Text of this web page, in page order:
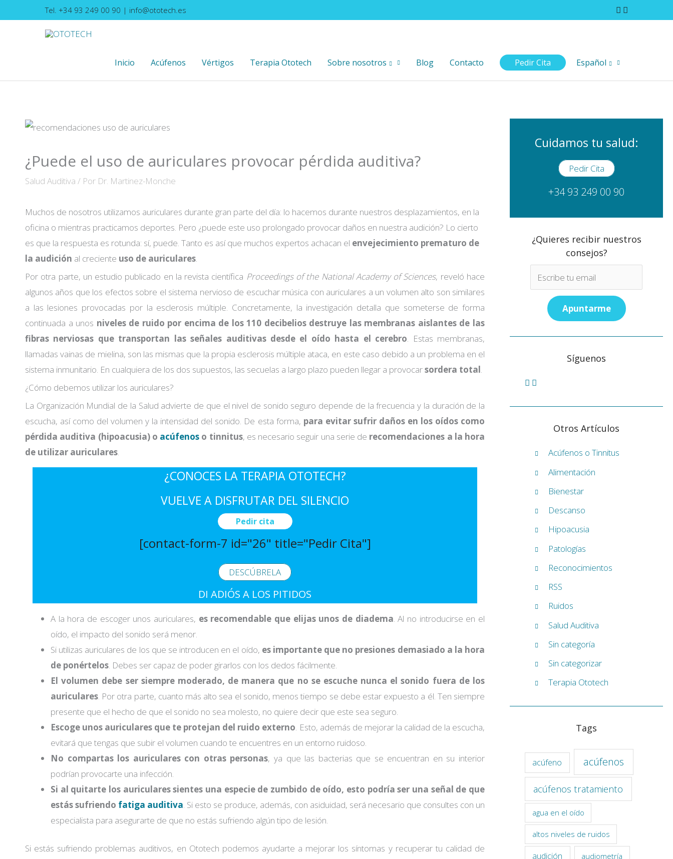
al
Tel. +34 93 249 00 90 | info@ototech.es
Inicio Acúfenos Vértigos Terapia Ototech Sobre nosotros Blog Contacto Pedir Cita Español
¿Puede el uso de auriculares provocar pérdida auditiva?
Salud Auditiva / Por Dr. Martinez-Monche
Muchos de nosotros utilizamos auriculares durante gran parte del día: lo hacemos durante nuestros desplazamientos, en la
oficina o mientras practicamos deportes. Pero ¿puede este uso prolongado provocar daños en nuestra audición? Lo cierto
es que la respuesta es rotunda: sí, puede. Tanto es así que muchos expertos achacan el envejecimiento prematuro de
la audición al creciente uso de auriculares.
Por otra parte, un estudio publicado en la revista científica Proceedings of the National Academy of Sciences, reveló hace
algunos años que los efectos sobre el sistema nervioso de escuchar música con auriculares a un volumen alto son similares
a las lesiones provocadas por la esclerosis múltiple. Concretamente, la investigación detalla que someterse de forma
continuada a unos niveles de ruido por encima de los 110 decibelios destruye las membranas aislantes de las
fibras nerviosas que transportan las señales auditivas desde el oído hasta el cerebro. Estas membranas,
llamadas vainas de mielina, son las mismas que la propia esclerosis múltiple ataca, en este caso debido a un problema en el
sistema inmunitario. En cualquiera de los dos supuestos, las secuelas a largo plazo pueden llegar a provocarsordera total.
¿Cómo debemos utilizar los auriculares?
La Organización Mundial de la Salud advierte de que el nivel de sonido seguro depende de la frecuencia y la duración de la
escucha, así como del volumen y la intensidad del sonido. De esta forma, para evitar sufrir daños en los oídos como
pérdida auditiva (hipoacusia) o acúfenos o tinnitus, es necesario seguir una serie de recomendaciones a la hora
de utilizar auriculares.
¿CONOCES LA TERAPIA OTOTECH?
VUELVE A DISFRUTAR DEL SILENCIO
Pedir cita
[contact-form-7 id="26" title="Pedir Cita"]
DESCÚBRELA
DI ADIÓS A LOS PITIDOS
A la hora de escoger unos auriculares, es recomendable que elijas unos de diadema. Al no introducirse en el
oído, el impacto del sonido será menor.
Si utilizas auriculares de los que se introducen en el oído, es importante que no presiones demasiado a la hora
de ponértelos. Debes ser capaz de poder girarlos con los dedos fácilmente.
El volumen debe ser siempre moderado, de manera que no se escuche nunca el sonido fuera de los
auriculares. Por otra parte, cuanto más alto sea el sonido, menos tiempo se debe estar expuesto a él. Ten siempre
presente que el hecho de que el sonido no sea molesto, no quiere decir que este sea seguro.
Escoge unos auriculares que te protejan del ruido externo. Esto, además de mejorar la calidad de la escucha,
evitará que tengas que subir el volumen cuando te encuentres en un entorno ruidoso.
No compartas los auriculares con otras personas, ya que las bacterias que se encuentran en su interior
podrían provocarte una infección.
Si al quitarte los auriculares sientes una especie de zumbido de oído, esto podría ser una señal de que
estás sufriendo fatiga auditiva. Si esto se produce, además, con asiduidad, será necesario que consultes con un
especialista para asegurarte de que no estás sufriendo algún tipo de lesión.
Si estás sufriendo problemas auditivos, en Ototech podemos ayudarte a mejorar los síntomas y recuperar tu calidad de
Cuidamos tu salud:
Pedir Cita
+34 93 249 00 90
¿Quieres recibir nuestros
consejos?
Síguenos
Otros Artículos
Acúfenos o Tinnitus
Alimentación
Bienestar
Descanso
Hipoacusia
Patologías
Reconocimientos
RSS
Ruidos
Salud Auditiva
Sin categoría
Sin categorizar
Terapia Ototech
Tags
acúfeno acúfenos
acúfenos tratamiento
agua en el oído
altos niveles de ruidos
audición audiometría